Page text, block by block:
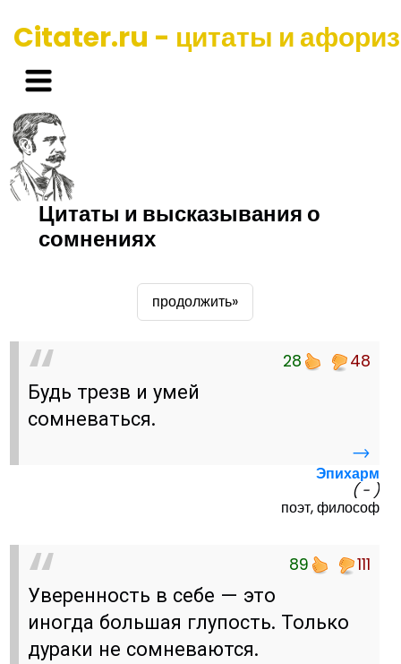
Citater.ru - цитаты и
Цитаты и высказывания о
сомнениях
продолжить»
28 48
Будь трезв и умей
сомневаться.
→
Эпихарм
( - )
поэт, философ
89 111
Уверенность в себе — это
иногда большая глупость. Только
дураки не сомневаются.